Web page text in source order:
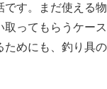
です。まだ使える物
取ってもらうケース
ためにも、釣り具の